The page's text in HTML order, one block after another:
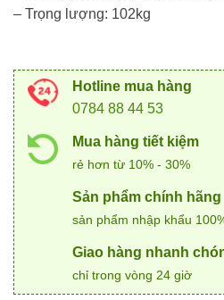
– Trọng lượng: 102kg
Hotline mua hàng
0784 88 44 53
Mua hàng tiết kiệm
rẻ hơn từ 10% - 30%
Sản phẩm chính hãng
sản phẩm nhập khẩu
Giao hàng nhanh
chỉ trong vòng 24 giờ